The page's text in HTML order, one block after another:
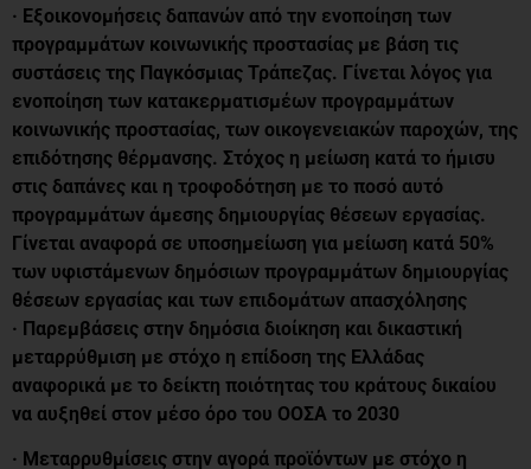
· Εξοικονομήσεις δαπανών από την ενοποίηση των
προγραμμάτων κοινωνικής προστασίας με βάση τις
συστάσεις της Παγκόσμιας Τράπεζας. Γίνεται λόγος για
ενοποίηση των κατακερματισμέων προγραμμάτων
κοινωνικής προστασίας, των οικογενειακών παροχών, της
επιδότησης θέρμανσης. Στόχος η μείωση κατά το ήμισυ
στις δαπάνες και η τροφοδότηση με το ποσό αυτό
προγραμμάτων άμεσης δημιουργίας θέσεων εργασίας.
Γίνεται αναφορά σε υποσημείωση για μείωση κατά 50%
των υφιστάμενων δημόσιων προγραμμάτων δημιουργίας
θέσεων εργασίας και των επιδομάτων απασχόλησης
· Παρεμβάσεις στην δημόσια διοίκηση και δικαστική
μεταρρύθμιση με στόχο η επίδοση της Ελλάδας
αναφορικά με το δείκτη ποιότητας του κράτους δικαίου
να αυξηθεί στον μέσο όρο του ΟΟΣΑ το 2030
· Μεταρρυθμίσεις στην αγορά προϊόντων με στόχο η